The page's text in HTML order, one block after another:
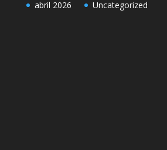
abril 2026 Uncategorized